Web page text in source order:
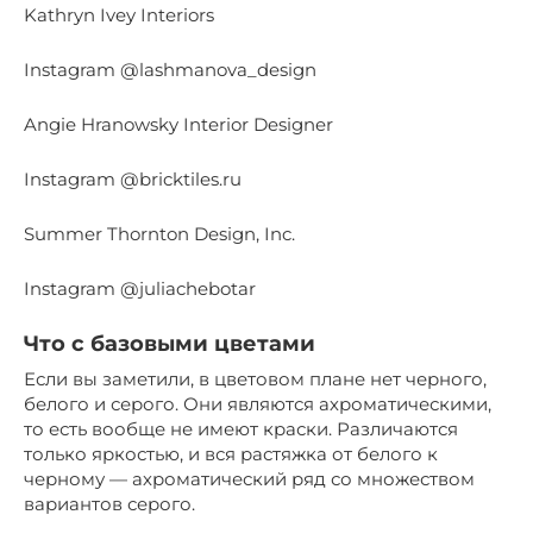
Kathryn Ivey Interiors
Instagram @lashmanova_design
Angie Hranowsky Interior Designer
Instagram @bricktiles.ru
Summer Thornton Design, Inc.
Instagram @juliachebotar
Что с базовыми цветами
Если вы заметили, в цветовом плане нет черного,
белого и серого. Они являются ахроматическими,
то есть вообще не имеют краски. Различаются
только яркостью, и вся растяжка от белого к
черному — ахроматический ряд со множеством
вариантов серого.